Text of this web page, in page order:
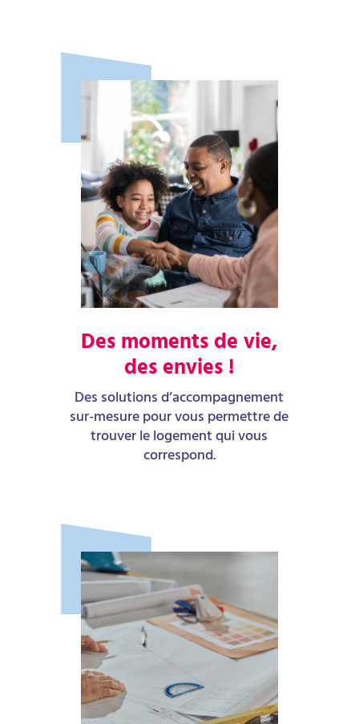
Des moments de vie,
des envies !
Des solutions d’accompagnement
sur-mesure pour vous permettre de
trouver le logement qui vous
correspond.